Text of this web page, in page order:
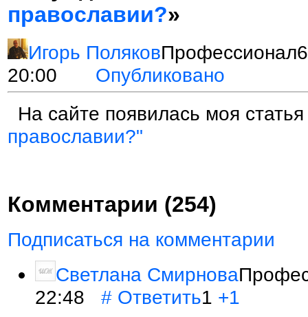
православии?»
Игорь Поляков
20:00 Опубликовано
На сайте появилась моя
православии?"
Комментарии (254)
Подписаться на комментарии
Светлана Смирнова
22:48 # Ответить1 +1